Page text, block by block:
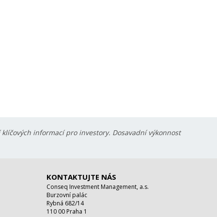
informací pro investory. Dosavadní výkonnost
KONTAKTUJTE NÁS
Conseq Investment Management, a.s.
Burzovní palác
Rybná 682/14
110 00 Praha 1